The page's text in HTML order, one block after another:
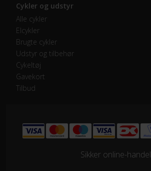
Drivlinje
Forskifter
Frontklinger
Geargruppe
Kassette
Cykler og udstyr
Alle cykler
Elcykler
Brugte cykler
Udstyr og tilbehør
Cykeltøj
Gavekort
Tilbud
Sikker online-handel